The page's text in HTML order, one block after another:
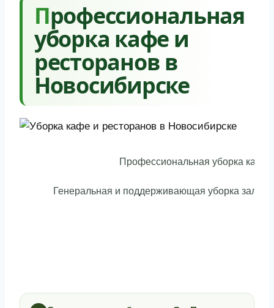
Профессиональная
уборка кафе и
ресторанов в
Новосибирске
Профессиональная уборка
Генеральная и поддерживающая уборка